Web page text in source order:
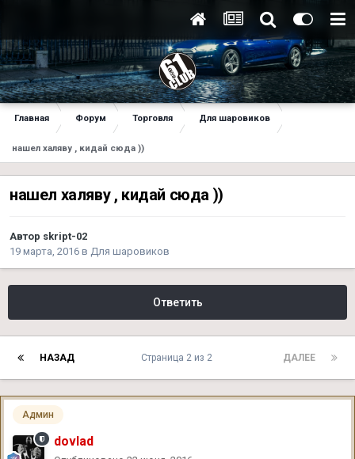
Главная Форум Торговля Для шаровиков
нашел халяву , кидай сюда ))
нашел халяву , кидай сюда ))
Автор skript-02
19 марта, 2016 в Для шаровиков
Ответить
НАЗАД ДАЛЕЕ
Страница 2 из 2
Админ
dovlad